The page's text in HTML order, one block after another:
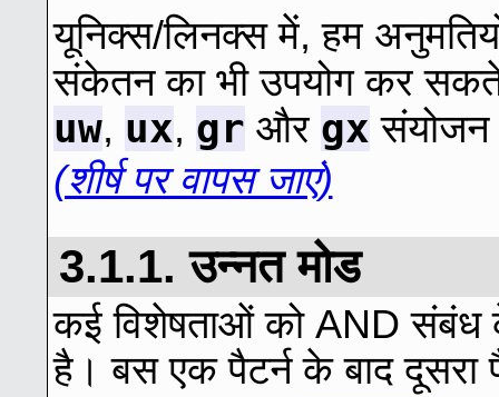
यूनिक्स/लिनक्स में, हम
संकेतन का भी उपयोग कर
uw, ux, gr और gx
(शीर्ष पर वापस जाएं)
3.1.1. उन्नत मोड
कई विशेषताओं को AND संबंध
है। बस एक पैटर्न के बाद दूसरा